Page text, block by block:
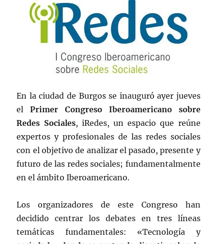
En la ciudad de Burgos se inauguró ayer jueves
elPrimer Congreso Iberoamericano sobre
Redes Sociales, iRedes, un espacio que reúne
expertos y profesionales de las redes sociales
con el objetivo de analizar el pasado, presente y
futuro de las redes sociales; fundamentalmente
en el ámbito Iberoamericano.
Los organizadores de este Congreso han
decidido centrar los debates en tres líneas
temáticas fundamentales: «Tecnología y